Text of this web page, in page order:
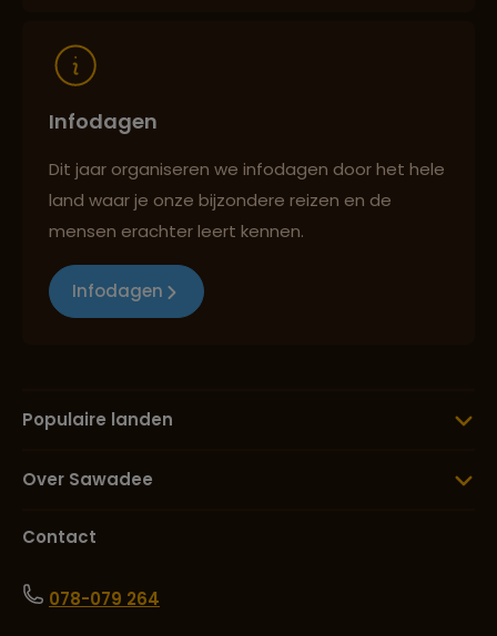
Infodagen
Dit jaar organiseren we infodagen door het hele
land waar je onze bijzondere reizen en de
mensen erachter leert kennen.
Infodagen
Populaire landen
Over Sawadee
Contact
078-079 264